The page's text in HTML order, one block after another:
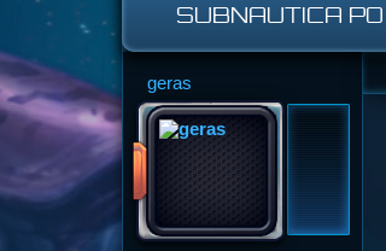
SUBNAUTICA
geras